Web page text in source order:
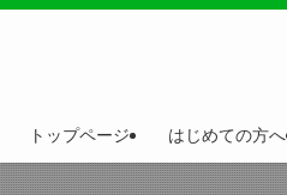
トップページ はじめての方へ